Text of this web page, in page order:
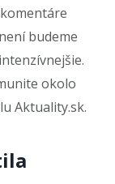
budeme
okolo
Aktuality.sk.